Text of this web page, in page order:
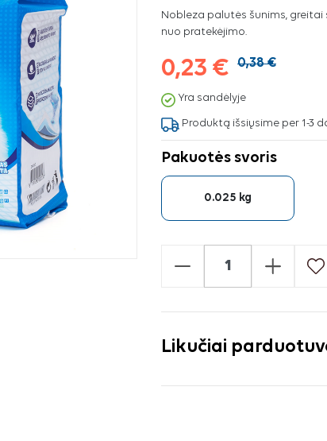
Nobleza palutės šunims,
nuo pratekėjimo.
0,23 € 0,38 €
Yra sandėlyje
Produktą išsiųsime per 1-3
Pakuotės svoris
0.025 kg
- +
Likučiai